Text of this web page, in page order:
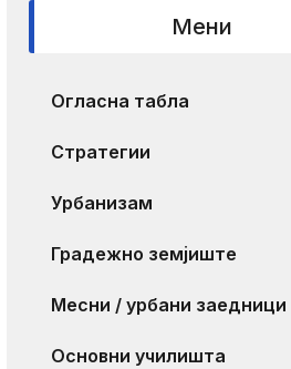
Мени
Огласна табла
Стратегии
Урбанизам
Градежно земјиште
Месни / урбани заедници
Основни училишта